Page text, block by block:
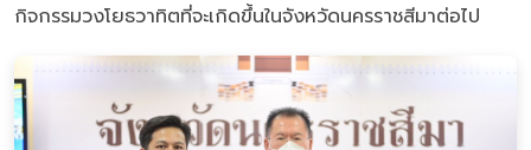
กิจกรรมวงโยธวาทิตที่จะเกิดขึ้นในจังหวัดนครราชสีมาต่อไป